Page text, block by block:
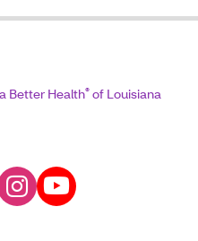
Better Health® of Louisiana